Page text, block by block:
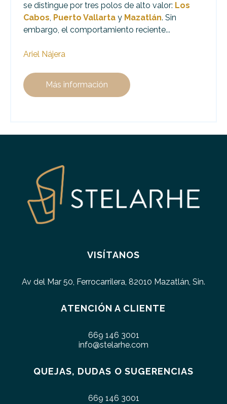
se distingue por tres polos de alto valor: Los
Cabos, Puerto Vallarta y Mazatlán. Sin
embargo, el comportamiento reciente...
Ariel Nájera
Más información
VISÍTANOS
Av del Mar 50, Ferrocarrilera, 82010 Mazatlán, Sin.
ATENCIÓN A CLIENTE
669 146 3001
info@stelarhe.com
QUEJAS, DUDAS O SUGERENCIAS
669 146 3001